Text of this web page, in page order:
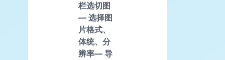
栏选切图
— 选择图
片格式、
体统、分
辨率— 导